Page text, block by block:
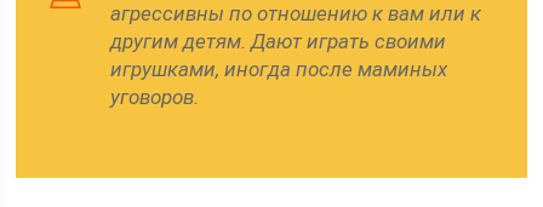
агрессивны по отношению к вам или к
другим детям. Дают играть своими
игрушками, иногда после маминых
уговоров.